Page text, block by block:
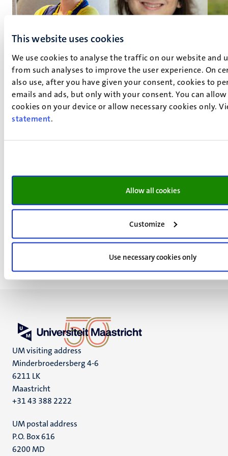
This website uses cookies
We use cookies to analyse the traffic on our website and
from such analyses to improve the user experience. On
also use, after you have given your consent, cookies to
emails and ads, but only with your consent. You can
cookies on your device or allow necessary cookies only.
statement.
Allow all cookies
Customize
Use necessary cookies only
Open bijschrift
Aurélie Carlier, Lilian Tsourdi en Filippo Oncini
News details
Faculty of Law
School of Business and Economics
UM visiting address
Minderbroedersberg 4-6
6211 LK
Maastricht
+31 43 388 2222
UM postal address
P.O. Box 616
6200 MD